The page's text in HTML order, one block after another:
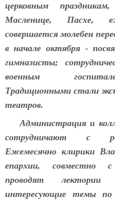
церковным
Масленице, Пасхе,
совершается молебен
в начале октября -
гимназисты;
военным
Традиционными стали
театров.
Администрация и
сотрудничают с
Ежемесячно клирики
епархии, совместно
проводят
интересующие темы по